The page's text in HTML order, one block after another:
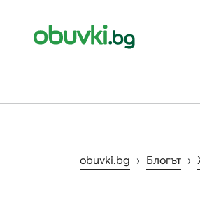
obuvki.bg › Блогът ›